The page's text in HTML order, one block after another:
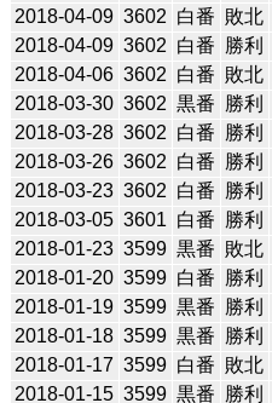
2018-04-09 3602 白番 敗北
2018-04-09 3602 白番 勝利
2018-04-06 3602 白番 敗北
2018-03-30 3602 黒番 勝利
2018-03-28 3602 白番 勝利
2018-03-26 3602 白番 勝利
2018-03-23 3602 白番 勝利
2018-03-05 3601 白番 勝利
2018-01-23 3599 黒番 敗北
2018-01-20 3599 白番 勝利
2018-01-19 3599 黒番 勝利
2018-01-18 3599 黒番 勝利
2018-01-17 3599 白番 敗北
2018-01-15 3599 黒番 勝利